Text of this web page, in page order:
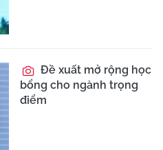
Đề xuất mở rộng học
bổng cho ngành trọng
điểm